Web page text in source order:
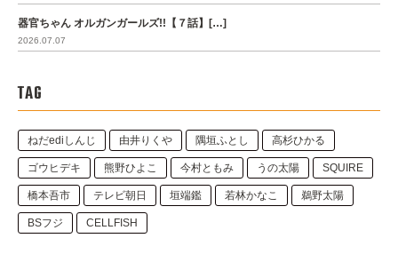
器官ちゃん オルガンガールズ!!【７話】[…]
2026.07.07
TAG
ねだediしんじ 由井りくや 隅垣ふとし 高杉ひかる
ゴウヒデキ 熊野ひよこ 今村ともみ うの太陽 SQUIRE
橋本吾市 テレビ朝日 垣端鑑 若林かなこ 鵜野太陽
BSフジ CELLFISH